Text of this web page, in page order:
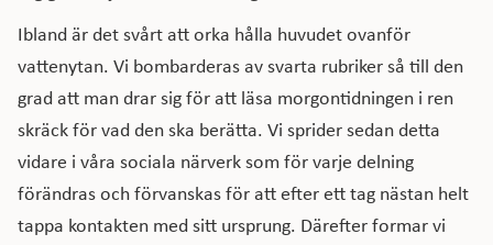
Ibland är det svårt att orka hålla huvudet ovanför
vattenytan. Vi bombarderas av svarta rubriker så till den
grad att man drar sig för att läsa morgontidningen i ren
skräck för vad den ska berätta. Vi sprider sedan detta
vidare i våra sociala närverk som för varje delning
förändras och förvanskas för att efter ett tag nästan helt
tappa kontakten med sitt ursprung. Därefter formar vi